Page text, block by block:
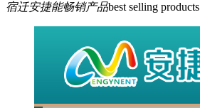
宿迁安捷能畅销产品best selling products